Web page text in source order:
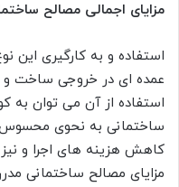
مزایای اجمالی مصالح
استفاده و به کارگیری این
عمده ای در خروجی ساخت و
استفاده از آن می توان به
ساختمانی به نحوی محسوس
کاهش هزینه های اجرا و
مزایای مصالح ساختمانی